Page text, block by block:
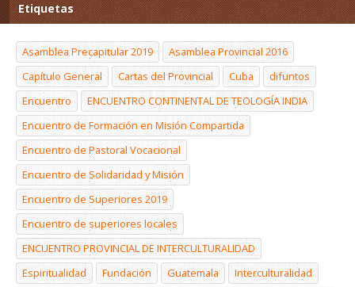
Etiquetas
Asamblea Precapitular 2019
Asamblea Provincial 2016
Capítulo General
Cartas del Provincial Cuba
difuntos
Encuentro
ENCUENTRO CONTINENTAL DE TEOLOGÍA INDIA
Encuentro de Formación en Misión Compartida
Encuentro de Pastoral Vocacional
Encuentro de Solidaridad y Misión
Encuentro de Superiores 2019
Encuentro de superiores locales
ENCUENTRO PROVINCIAL DE INTERCULTURALIDAD
Espiritualidad
Fundación Guatemala
Interculturalidad